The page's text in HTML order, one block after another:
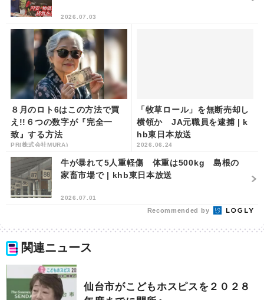
2026.07.03
８月のロト6はこの方法で買
え!!６つの数字が『完全一
致』する方法
PR(株式会社MURA)
「牧草ロール」を無断売却し
横領か JA元職員を逮捕 | k
hb東日本放送
2026.06.24
牛が暴れて5人重軽傷 体重は500kg 島根の
家畜市場で | khb東日本放送
2026.07.01
Recommended by
関連ニュース
仙台市がこどもホスピスを２０２８